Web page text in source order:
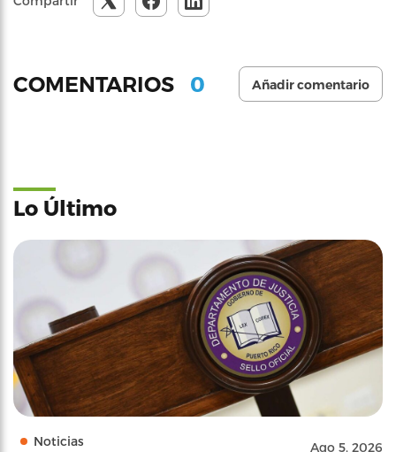
COMENTARIOS 0 Añadir comentario
Lo Último
Noticias Ago 5, 2026